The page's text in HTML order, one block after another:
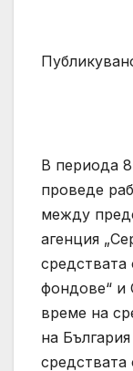
В периода
проведе
между
агенция
средствата
фондове“ и
време на
на